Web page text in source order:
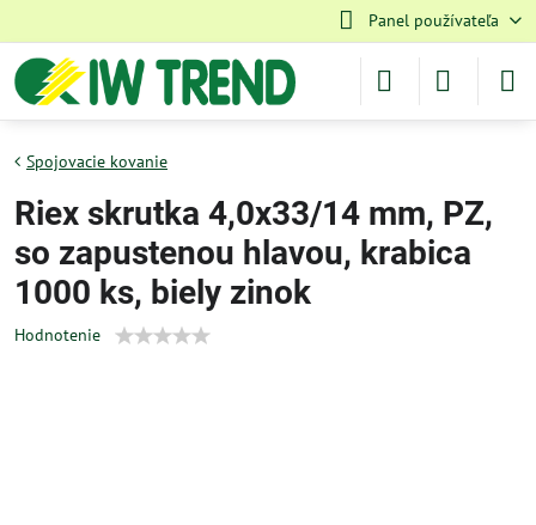
Panel používateľa
Spojovacie kovanie
Riex skrutka 4,0x33/14 mm, PZ,
so zapustenou hlavou, krabica
1000 ks, biely zinok
Hodnotenie